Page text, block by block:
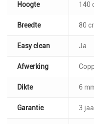
Hoogte 140
Breedte 80
Easy clean Ja
Afwerking
Dikte 6
Garantie 3